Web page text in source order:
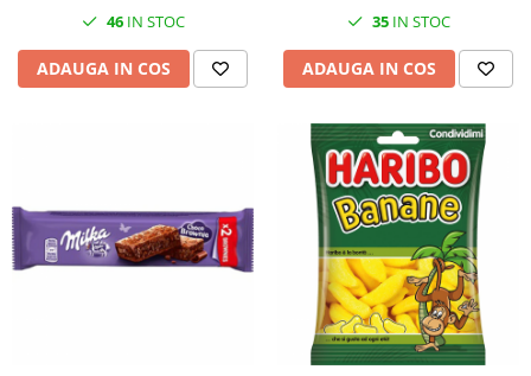
46IN STOC
ADAUGA IN COS
35IN STOC
ADAUGA IN COS